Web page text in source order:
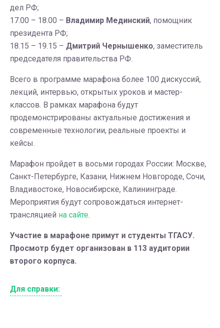
дел РФ;
17.00 – 18.00 – Владимир Мединский, помощник
президента РФ;
18.15 – 19.15 – Дмитрий Чернышенко, заместитель
председателя правительства РФ.
Всего в программе марафона более 100 дискуссий,
лекций, интервью, открытых уроков и мастер-
классов. В рамках марафона будут
продемонстрированы актуальные достижения и
современные технологии, реальные проекты и
кейсы.
Марафон пройдет в восьми городах России: Москве,
Санкт-Петербурге, Казани, Нижнем Новгороде, Сочи,
Владивостоке, Новосибирске, Калининграде.
Мероприятия будут сопровождаться интернет-
трансляцией на сайте.
Участие в марафоне примут и студенты ТГАСУ.
Просмотр будет организован в 113 аудитории
второго корпуса.
Для справки: